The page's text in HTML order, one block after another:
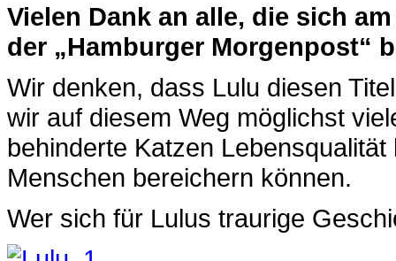
Vielen Dank an alle, die sich
der „Hamburger Morgenpost“
Wir denken, dass Lulu diesen
wir auf diesem Weg möglichst
behinderte Katzen
Menschen bereichern können.
Wer sich für Lulus traurige